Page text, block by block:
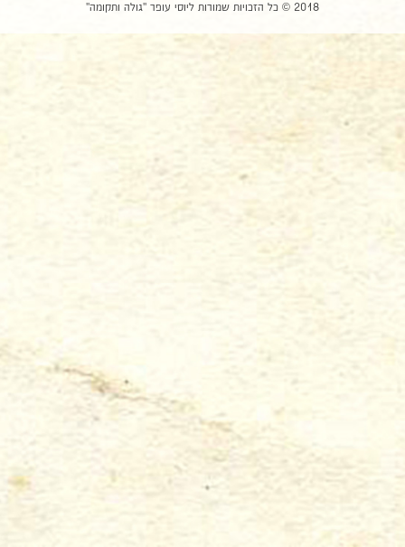
2018 © כל הזכויות שמורות ליוסי עופר "גולה ותקומה"